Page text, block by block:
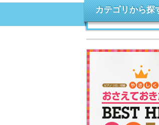
カテゴリから探